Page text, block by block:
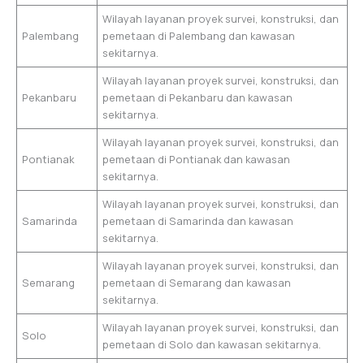
Palembang
Wilayah layanan proyek survei, konstruksi, dan
pemetaan di Palembang dan kawasan
sekitarnya.
Pekanbaru
Wilayah layanan proyek survei, konstruksi, dan
pemetaan di Pekanbaru dan kawasan
sekitarnya.
Pontianak
Wilayah layanan proyek survei, konstruksi, dan
pemetaan di Pontianak dan kawasan
sekitarnya.
Samarinda
Wilayah layanan proyek survei, konstruksi, dan
pemetaan di Samarinda dan kawasan
sekitarnya.
Semarang
Wilayah layanan proyek survei, konstruksi, dan
pemetaan di Semarang dan kawasan
sekitarnya.
Solo
Wilayah layanan proyek survei, konstruksi, dan
pemetaan di Solo dan kawasan sekitarnya.